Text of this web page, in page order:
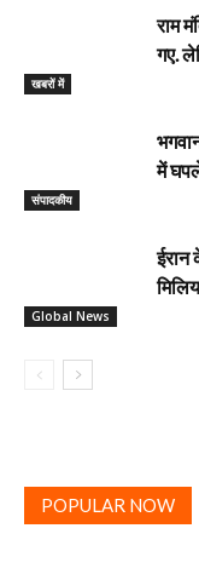
खबरों में
राम
गए.
‎संपादकीय
में
Global News
POPULAR NOW